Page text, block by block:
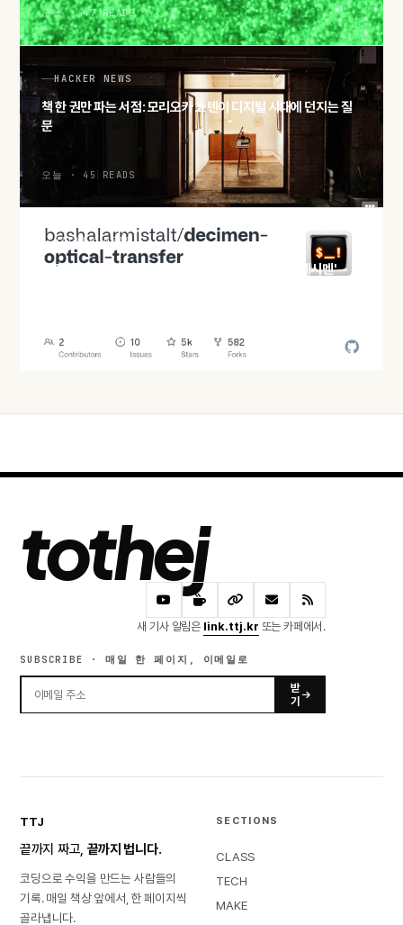
오늘 · 47 READS
HACKER NEWS
책 한 권만 파는 서점: 모리오카 쇼텐이 디지털 시대에 던지는 질
문
오늘 · 45 READS
HACKER NEWS
화면과 카메라만으로 파일 전송, QR 분수코드 실험 '데시멘'
오늘 · 41 READS
tothej
새 기사 알림은 link.ttj.kr 또는 카페에서.
SUBSCRIBE · 매일 한 페이지, 이메일로
받
기
TTJ
끝까지 짜고, 끝까지 법니다.
코딩으로 수익을 만드는 사람들의
기록. 매일 책상 앞에서, 한 페이지씩
골라냅니다.
SECTIONS
CLASS
TECH
MAKE